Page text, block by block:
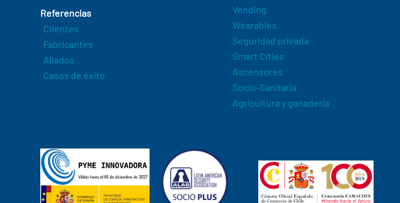
Referencias
Clientes
Fabricantes
Aliados
Casos de éxito
Vending
Wearables
Seguridad privada
Smart Cities
Ascensores
Socio-Sanitaria
Agricultura y ganadería